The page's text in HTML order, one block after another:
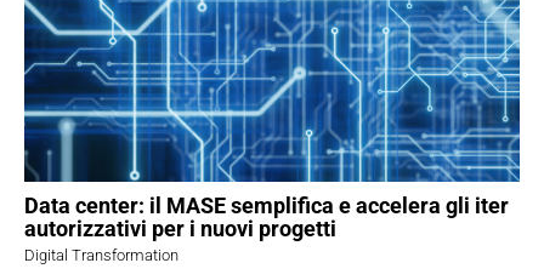
Data center: il MASE semplifica e accelera gli iter
autorizzativi per i nuovi progetti
Digital Transformation